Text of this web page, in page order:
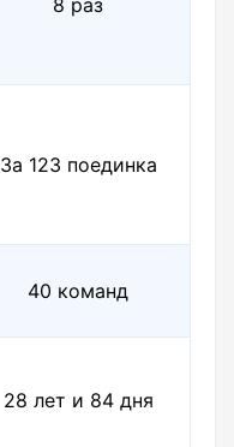
За 123 поединка
40 команд
28 лет и 84 дня